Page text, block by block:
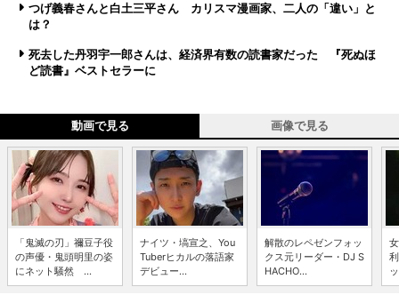
つげ義春さんと白土三平さん カリスマ漫画家、二人の「違い」と
は？
死去した丹羽宇一郎さんは、経済界有数の読書家だった 『死ぬほ
ど読書』ベストセラーに
動画で見る 画像で見る
「鬼滅の刃」禰豆子役
の声優・鬼頭明里の姿
にネット騒然 ...
ナイツ・塙宣之、You
Tuberヒカルの落語家
デビュー...
解散のレペゼンフォッ
クス元リーダー・DJ S
HACHO...